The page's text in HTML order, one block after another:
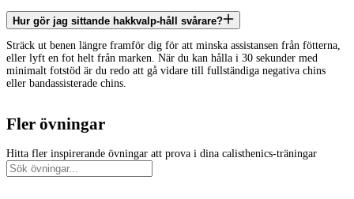
Hur gör jag sittande hakkvalp-håll svårare?
Sträck ut benen längre framför dig för att minska assistansen från fötterna,
eller lyft en fot helt från marken. När du kan hålla i 30 sekunder med
minimalt fotstöd är du redo att gå vidare till fullständiga negativa chins
eller bandassisterade chins.
Fler övningar
Hitta fler inspirerande övningar att prova i dina calisthenics-träningar